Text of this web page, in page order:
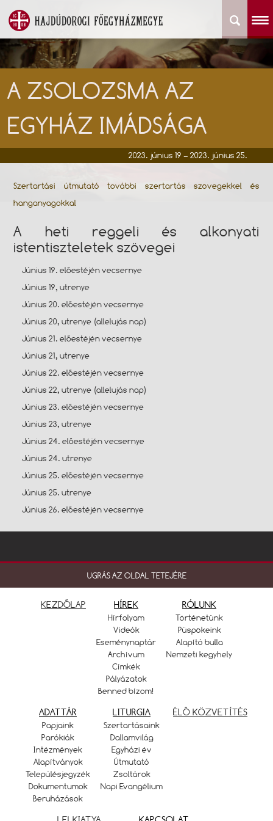
A ZSOLOZSMA AZ
EGYHÁZ IMÁDSÁGA
2023. június 19 – 2023. június 25.
Szertartási útmutató további szertartás szövegekkel és
hanganyagokkal
A heti reggeli és alkonyati
istentiszteletek szövegei
Június 19. előestéjén vecsernye
Június 19, utrenye
Június 20. előestéjén vecsernye
Június 20, utrenye (allelujás nap)
Június 21. előestéjén vecsernye
Június 21, utrenye
Június 22. előestéjén vecsernye
Június 22, utrenye (allelujás nap)
Június 23. előestéjén vecsernye
Június 23, utrenye
Június 24. előestéjén vecsernye
Június 24. utrenye
Június 25. előestéjén vecsernye
Június 25. utrenye
Június 26. előestéjén vecsernye
UGRÁS AZ OLDAL TETEJÉRE
KEZDŐLAP HÍREK
Hírfolyam
Videók
Eseménynaptár
Archívum
Címkék
Pályázatok
Benned bízom!
RÓLUNK
Történetünk
Püspökeink
Alapító bulla
Nemzeti kegyhely
ADATTÁR
Papjaink
Parókiák
Intézmények
Alapítványok
Településjegyzék
Dokumentumok
Beruházások
LITURGIA
Szertartásaink
Dallamvilág
Egyházi év
Útmutató
Zsoltárok
Napi Evangélium
ÉLŐ KÖZVETÍTÉS